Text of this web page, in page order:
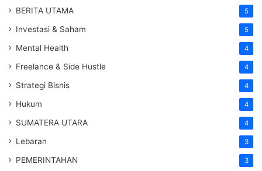
BERITA UTAMA 5
Investasi & Saham 5
Mental Health 4
Freelance & Side Hustle 4
Strategi Bisnis 4
Hukum 4
SUMATERA UTARA 4
Lebaran 3
PEMERINTAHAN 3